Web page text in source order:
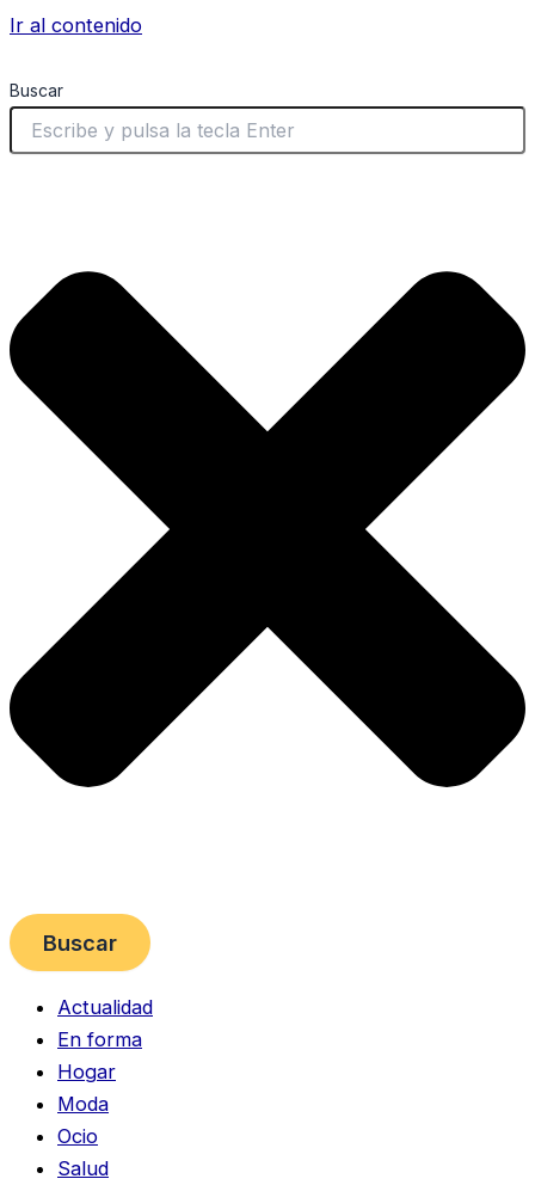
Ir al contenido
Buscar
Buscar
Actualidad
En forma
Hogar
Moda
Ocio
Salud